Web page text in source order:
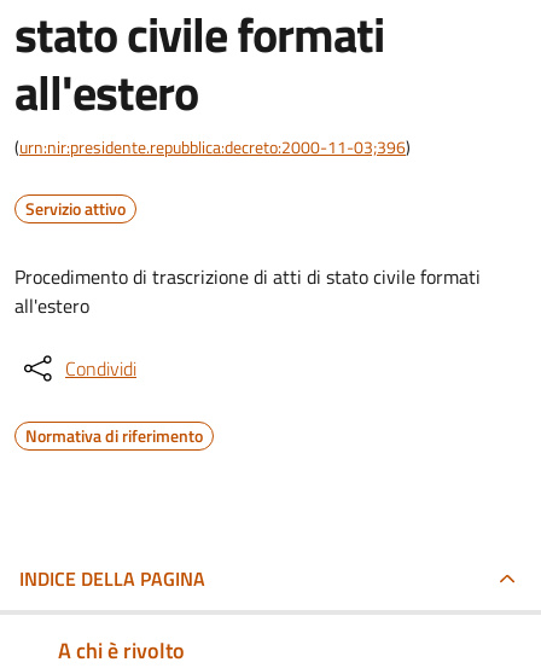
stato civile formati
all'estero
(urn:nir:presidente.repubblica:decreto:2000-11-03;396)
Servizio attivo
Procedimento di trascrizione di atti di stato civile formati
all'estero
Condividi
Normativa di riferimento
INDICE DELLA PAGINA
A chi è rivolto